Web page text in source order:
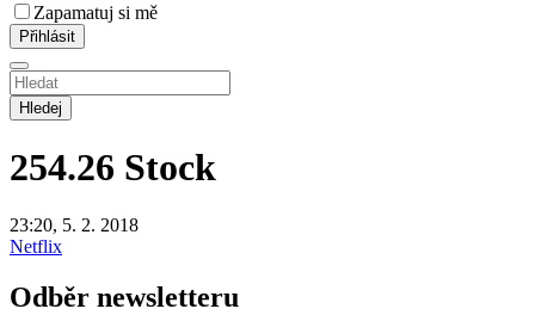
Zapamatuj si mě
Hledej
254.26 Stock
23:20, 5. 2. 2018
Netflix
Odběr newsletteru